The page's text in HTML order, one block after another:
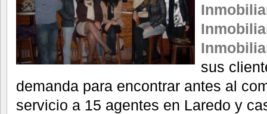
sus
demanda para encontrar antes al
servicio a 15 agentes en Laredo y